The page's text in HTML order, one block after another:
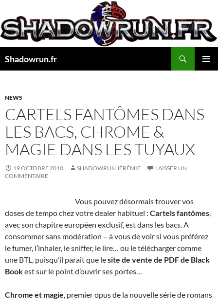
au
contenu
Shadowrun.fr
NEWS
CARTELS FANTÔMES DANS
LES BACS, CHROME &
MAGIE DANS LES TUYAUX
19 OCTOBRE 2010 SHADOWRUN JÉRÉMIE
LAISSER UN
COMMENTAIRE
Vous pouvez désormais trouver vos
doses de tempo chez votre dealer habituel : Cartels fantômes,
avec son chapitre européen exclusif, est dans les bacs. A
consommer sans modération – à vous de voir si vous préférez
le fumer, l’inhaler, le sniffer, le lire… ou le télécharger comme
une BTL, puisqu’il paraît que lesite de vente de PDF de Black
Bookest sur le point d’ouvrir ses portes…
Chrome et magie, premier opus de la nouvelle série de romans